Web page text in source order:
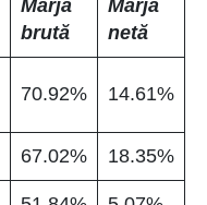
Marja
brută
Marja
netă
70.92% 14.61%
67.02% 18.35%